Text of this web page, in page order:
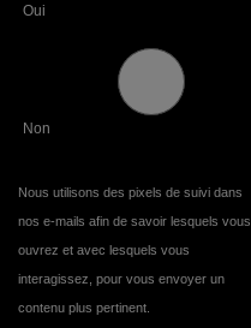
Oui
Non
Nous utilisons des pixels de suivi dans
nos e-mails afin de savoir lesquels vous
ouvrez et avec lesquels vous
interagissez, pour vous envoyer un
contenu plus pertinent.